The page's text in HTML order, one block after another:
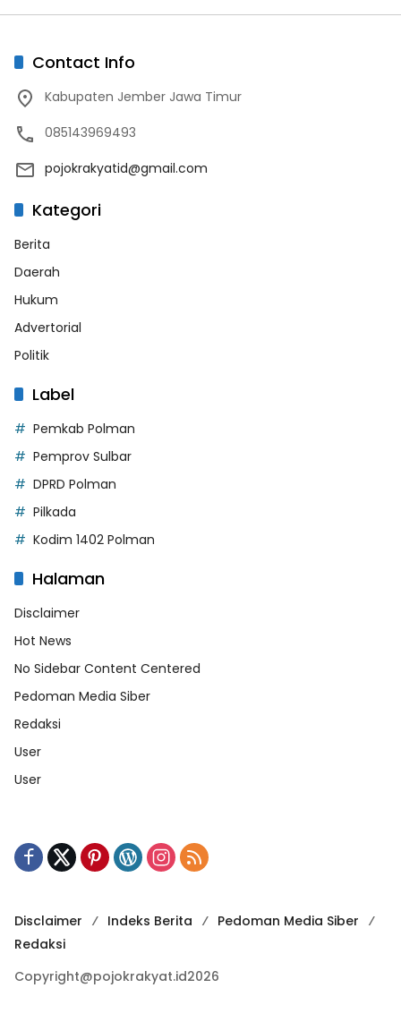
Contact Info
Kabupaten Jember Jawa Timur
085143969493
pojokrakyatid@gmail.com
Kategori
Berita
Daerah
Hukum
Advertorial
Politik
Label
Pemkab Polman
Pemprov Sulbar
DPRD Polman
Pilkada
Kodim 1402 Polman
Halaman
Disclaimer
Hot News
No Sidebar Content Centered
Pedoman Media Siber
Redaksi
User
User
Disclaimer Indeks Berita
Pedoman Media Siber
Redaksi
Copyright@pojokrakyat.id2026